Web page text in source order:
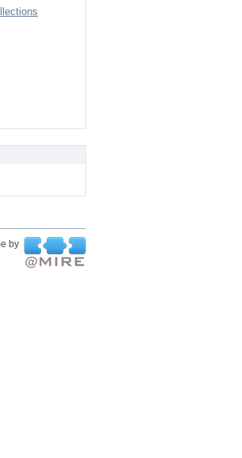
by